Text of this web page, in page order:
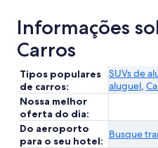
Informações
Carros
Tipos populares
de carros:
SUVs de
aluguel,
Nossa melhor
oferta do dia:
Do aeroporto
para o seu hotel:
Busque